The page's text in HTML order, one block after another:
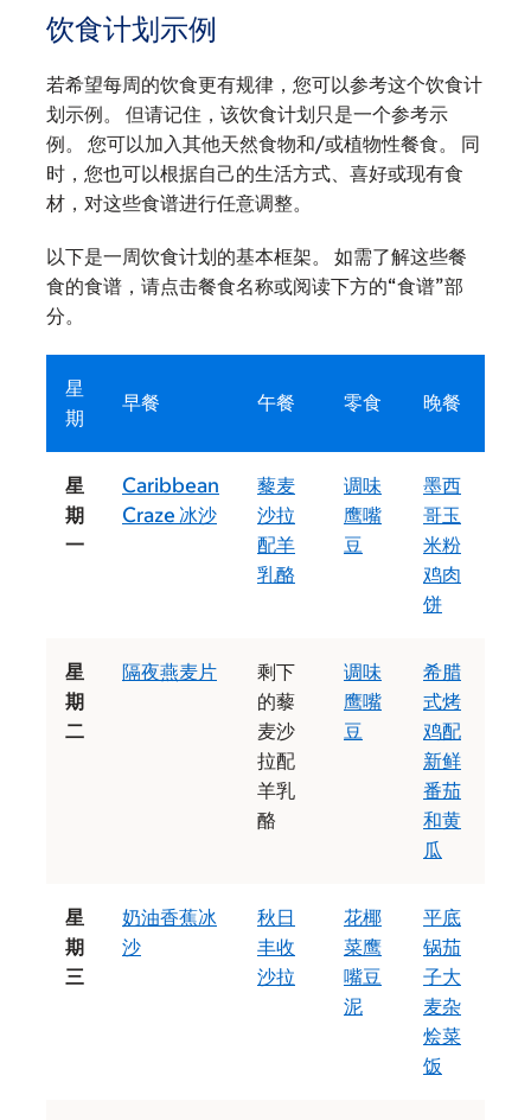
饮食计划示例
若希望每周的饮食更有规律，您可以参考这个饮食计
划示例。 但请记住，该饮食计划只是一个参考示
例。 您可以加入其他天然食物和/或植物性餐食。 同
时，您也可以根据自己的生活方式、喜好或现有食
材，对这些食谱进行任意调整。
以下是一周饮食计划的基本框架。 如需了解这些餐
食的食谱，请点击餐食名称或阅读下方的“食谱”部
分。
星
期
早餐 午餐 零食 晚餐
星
期
一
Caribbean
Craze 冰沙
藜麦
沙拉
配羊
乳酪
调味
鹰嘴
豆
墨西
哥玉
米粉
鸡肉
饼
星
期
二
隔夜燕麦片
剩下
的藜
麦沙
拉配
羊乳
酪
调味
鹰嘴
豆
希腊
式烤
鸡配
新鲜
番茄
和黄
瓜
星
期
三
奶油香蕉冰
沙
秋日
丰收
沙拉
花椰
菜鹰
嘴豆
泥
平底
锅茄
子大
麦杂
烩菜
饭